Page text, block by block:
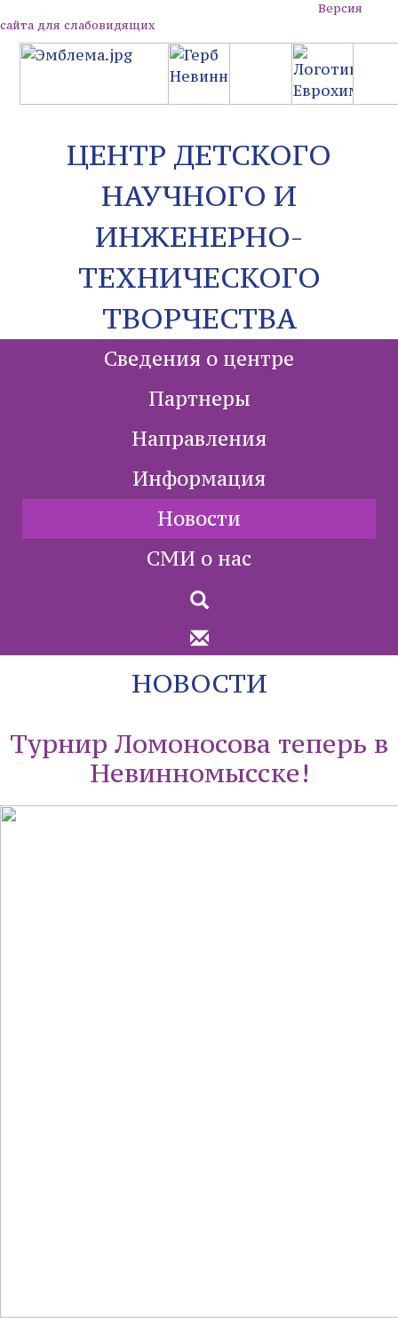
Версия
сайта для слабовидящих
ЦЕНТР ДЕТСКОГО
НАУЧНОГО И
ИНЖЕНЕРНО-
ТЕХНИЧЕСКОГО
ТВОРЧЕСТВА
Сведения о центре
Партнеры
Направления
Информация
Новости
СМИ о нас
НОВОСТИ
Турнир Ломоносова теперь в
Невинномысске!